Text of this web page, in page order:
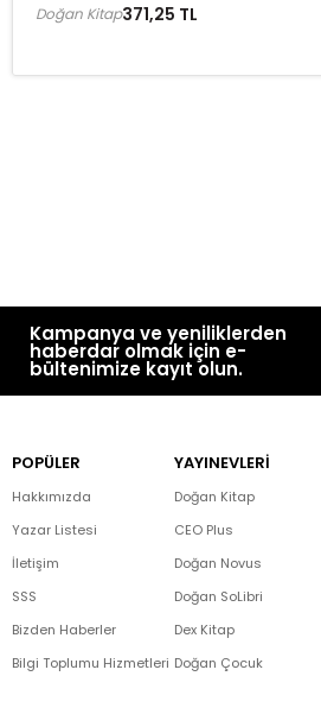
371,25 TL
Doğan Kitap
Kampanya ve yeniliklerden
haberdar olmak için e-
bültenimize kayıt olun.
POPÜLER
Hakkımızda
Yazar Listesi
İletişim
SSS
Bizden Haberler
Bilgi Toplumu Hizmetleri
YAYINEVLERİ
Doğan Kitap
CEO Plus
Doğan Novus
Doğan SoLibri
Dex Kitap
Doğan Çocuk